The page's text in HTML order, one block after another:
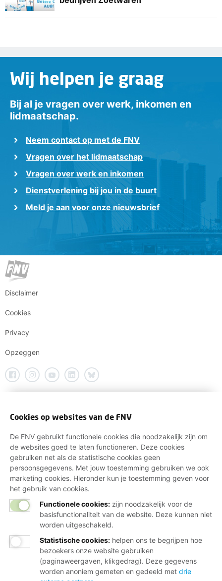
Wij helpen je graag
Bij al je vragen over werk, inkomen en
lidmaatschap.
Neem contact op met de FNV
Vragen over het lidmaatschap
Vragen over werk en inkomen
Dienstverlening bij jou in de buurt
Meld je aan voor onze nieuwsbrief
Disclaimer
Cookies
Privacy
Opzeggen
Cookies op websites van de FNV
De FNV gebruikt functionele cookies die noodzakelijk zijn om
de websites goed te laten functioneren. Deze cookies
gebruiken net als de statistische cookies geen
persoonsgegevens. Met jouw toestemming gebruiken we ook
marketing cookies. Hieronder kun je toestemming geven voor
het gebruik van cookies.
Functionele cookies: zijn noodzakelijk voor de
basisfunctionaliteit van de website. Deze kunnen niet
worden uitgeschakeld.
Statistische cookies: helpen ons te begrijpen hoe
bezoekers onze website gebruiken
(paginaweergaven, klikgedrag). Deze gegevens
worden anoniem gemeten en gedeeld met drie